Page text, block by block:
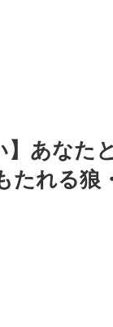
】あなた
たれる狼